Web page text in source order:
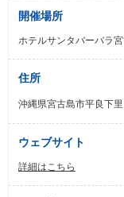
開催場所
ホテルサンタバーバラ
住所
沖縄県宮古島市平良下
ウェブサイト
詳細はこちら